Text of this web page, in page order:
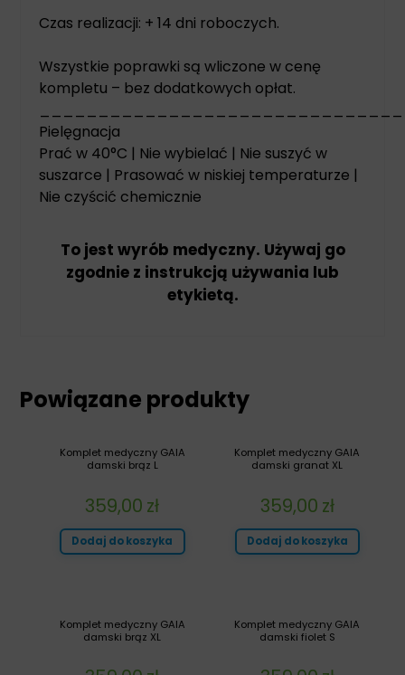
Czas realizacji: + 14 dni roboczych.
Wszystkie poprawki są wliczone w cenę
kompletu – bez dodatkowych opłat.
Pielęgnacja
Prać w 40°C | Nie wybielać | Nie suszyć w
suszarce | Prasować w niskiej temperaturze |
Nie czyścić chemicznie
To jest wyrób medyczny. Używaj go
zgodnie z instrukcją używania lub
etykietą.
Powiązane produkty
Komplet medyczny GAIA
damski granat XL
359,00 zł
Dodaj do koszyka
Komplet medyczny GAIA
damski brąz L
359,00 zł
Dodaj do koszyka
Komplet medyczny GAIA
damski fiolet S
Komplet medyczny GAIA
damski brąz XL